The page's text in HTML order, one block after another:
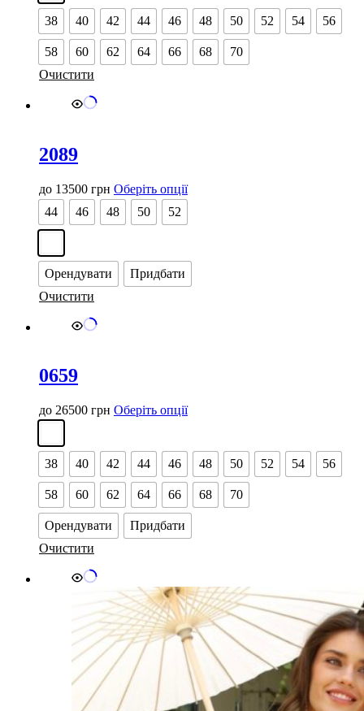
Параметри
можна
вибрати
на
сторінці
38 40 42 44 46 48 50 52 54 56
58 60 62 64 66 68
70
Очистити
2089
до 13500 грн Оберіть опціїЦей
товар
Параметри
вибрати
44 46 48 50 52
Орендувати
Придбати
Очистити
0659
до 26500 грн Оберіть опціїЦей
кілька
варіантів.
Параметри
можна
вибрати
сторінці
38 40 42 44 46 48 50 52 54 56
58 60 62 64 66 68 70
Орендувати
Придбати
Очистити